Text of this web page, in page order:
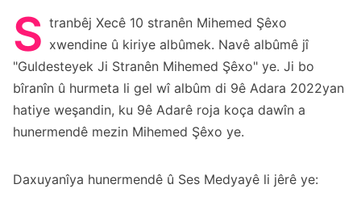
S tranbêj Xecê 10 stranên Mihemed Şêxo
xwendine û kiriye albûmek. Navê albûmê jî
"Guldesteyek Ji Stranên Mihemed Şêxo" ye. Ji bo
bîranîn û hurmeta li gel wî albûm di 9ê Adara 2022yan
hatiye weşandin, ku 9ê Adarê roja koça dawîn a
hunermendê mezin Mihemed Şêxo ye.
Daxuyanîya hunermendê û Ses Medyayê li jêrê ye: